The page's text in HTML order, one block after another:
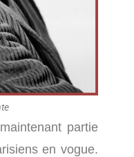
partie
en vogue.